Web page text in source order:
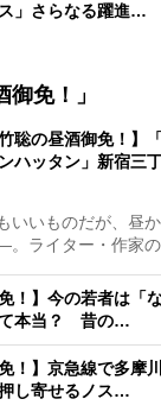
」さらなる躍進…
免！」
竹聡の昼酒御免！】
ンハッタン」新宿
いいものだが、昼
ライター・作家
！】今の若者は「
て本当？ 昔の…
！】京急線で多摩
し寄せるノス…